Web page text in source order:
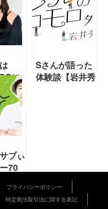
に
載
ィー
愛
年
Sさんが語った
体験談【岩井秀
ブぃ
70
ロの
3月号
プライバシーポリシー
特定商法取引法に関する表記